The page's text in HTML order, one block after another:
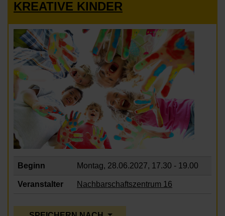
KREATIVE KINDER
Beginn Montag, 28.06.2027, 17.30 - 19.00
Veranstalter Nachbarschaftszentrum 16